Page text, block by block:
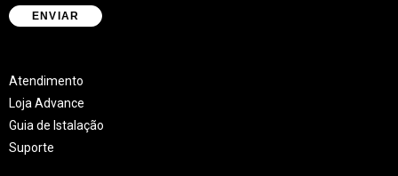
Atendimento
Loja Advance
Guia de Istalação
Suporte